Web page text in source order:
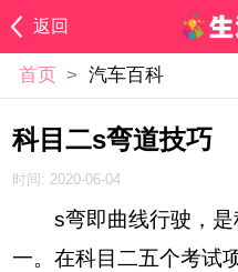
返回
首页 > 汽车百科
科目二s弯道技巧
时间: 2020-06-04
s弯即曲线行驶，是
一。在科目二五个考试